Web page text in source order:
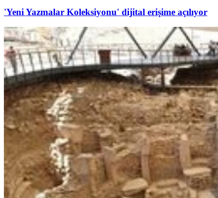
'Yeni Yazmalar Koleksiyonu' dijital erişime açılıyor